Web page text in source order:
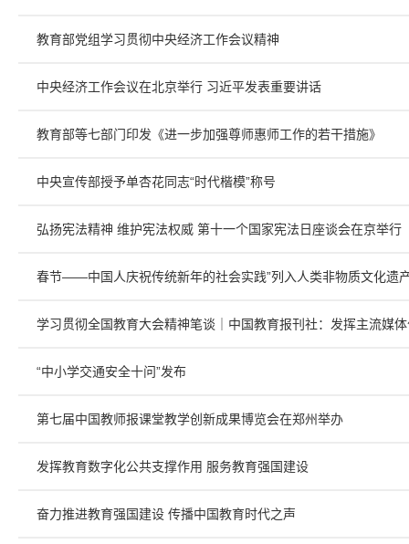
教育部党组学习贯彻中央经济工作会议精神
中央经济工作会议在北京举行 习近平发表重要讲话
教育部等七部门印发《进一步加强尊师惠师工作的若干措施》
中央宣传部授予单杏花同志“时代楷模”称号
弘扬宪法精神 维护宪法权威 第十一个国家宪法日座谈会在京举行
春节——中国人庆祝传统新年的社会实践”列入人类非物质文化遗
学习贯彻全国教育大会精神笔谈｜中国教育报刊社：发挥主流媒
“中小学交通安全十问”发布
第七届中国教师报课堂教学创新成果博览会在郑州举办
发挥教育数字化公共支撑作用 服务教育强国建设
奋力推进教育强国建设 传播中国教育时代之声